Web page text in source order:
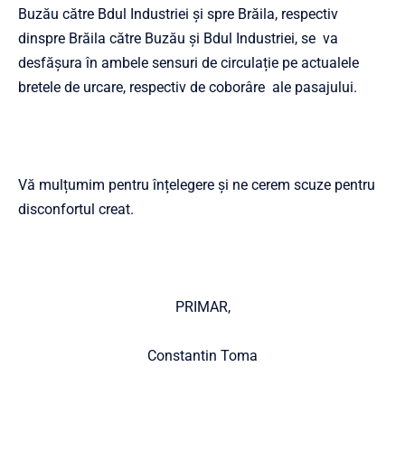
Buzău către Bdul Industriei și spre Brăila, respectiv
dinspre Brăila către Buzău și Bdul Industriei, se va
desfășura în ambele sensuri de circulație pe actualele
bretele de urcare, respectiv de coborâre ale pasajului.
Vă mulțumim pentru înțelegere și ne cerem scuze pentru
disconfortul creat.
PRIMAR,
Constantin Toma